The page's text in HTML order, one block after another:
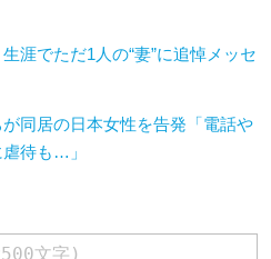
涯でただ1人の“妻”に追悼メッセ
同居の日本女性を告発「電話や
待も…」